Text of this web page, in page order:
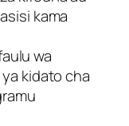
kama
wa
kidato cha